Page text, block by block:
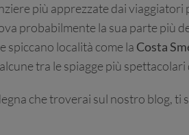
più apprezzate dai viaggiatori
probabilmente la sua parte più
spiccano località come la Costa
tra le spiagge più
che troverai sul nostro blog, ti